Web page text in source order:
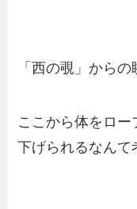
「西の覗」からの
ここから体をロー
下げられるなんて